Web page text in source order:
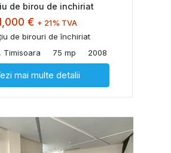
de birou de inchiriat
€ + 21% TVA
de birouri de închiriat
Timisoara
75 mp 2008
mai multe detalii